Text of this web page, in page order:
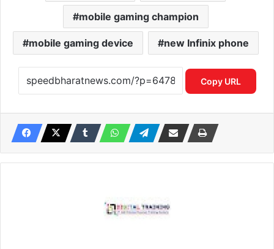
mobile gaming champion
mobile gaming device new Infinix phone
Copy URL